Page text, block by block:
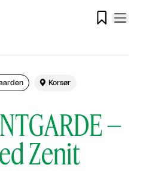

–
Zenit
 Korsør